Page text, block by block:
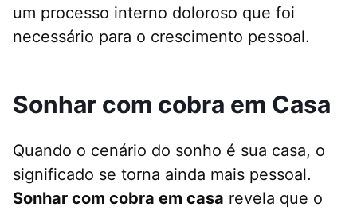
um processo interno doloroso que foi
necessário para o crescimento pessoal.
Sonhar com cobra em Casa
Quando o cenário do sonho é sua casa, o
significado se torna ainda mais pessoal.
Sonhar com cobra em casa revela que o